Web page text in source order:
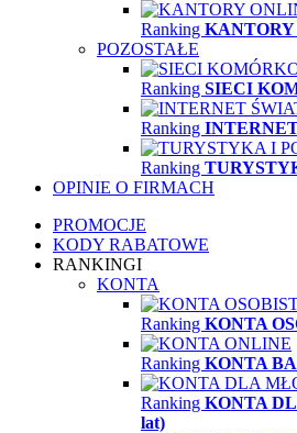
Ranking
POZOSTAŁE
Ranking SIECI
Ranking
Ranking
OPINIE O FIRMACH
PROMOCJE
KODY RABATOWE
RANKINGI
KONTA
Ranking KONTA
Ranking KONTA
Ranking KONTA
lat)